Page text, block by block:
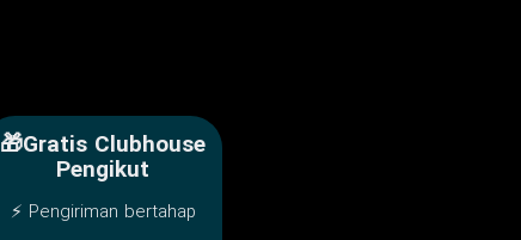
🎁Gratis Clubhouse
Pengikut
⚡ Pengiriman bertahap